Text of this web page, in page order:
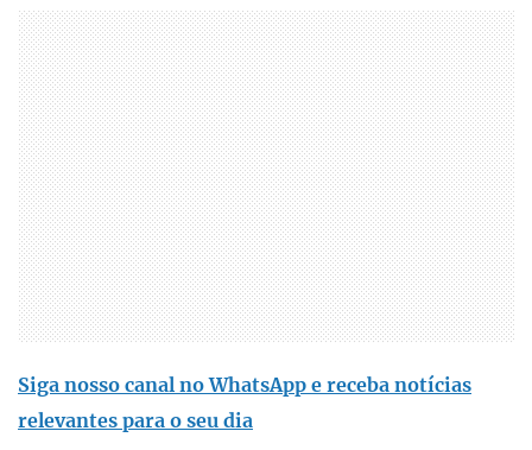
Siga nosso canal no WhatsApp e receba notícias
relevantes para o seu dia